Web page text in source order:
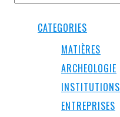
CATEGORIES
MATIÈRES
ARCHEOLOGIE
INSTITUTIONS
ENTREPRISES